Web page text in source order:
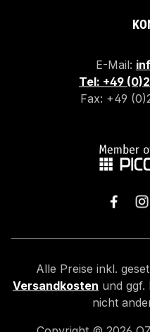
E-Mail:
Tel: +49
Fax: +49
Alle Preise inkl.
Versandkosten und ggf.
nicht